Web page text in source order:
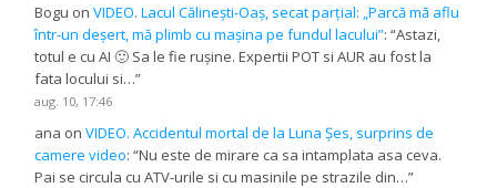
Bogu onVIDEO. Lacul Călinești-Oaș, secat parțial: „Parcă mă aflu
într-un deșert, mă plimb cu mașina pe fundul lacului”: “Astazi,
totul e cu AI 🙂 Sa le fie rușine. Expertii POT si AUR au fost la
fata locului si…”
aug. 10, 17:46
ana onVIDEO. Accidentul mortal de la Luna Șes, surprins de
camere video: “Nu este de mirare ca sa intamplata asa ceva.
Pai se circula cu ATV-urile si cu masinile pe strazile din…”